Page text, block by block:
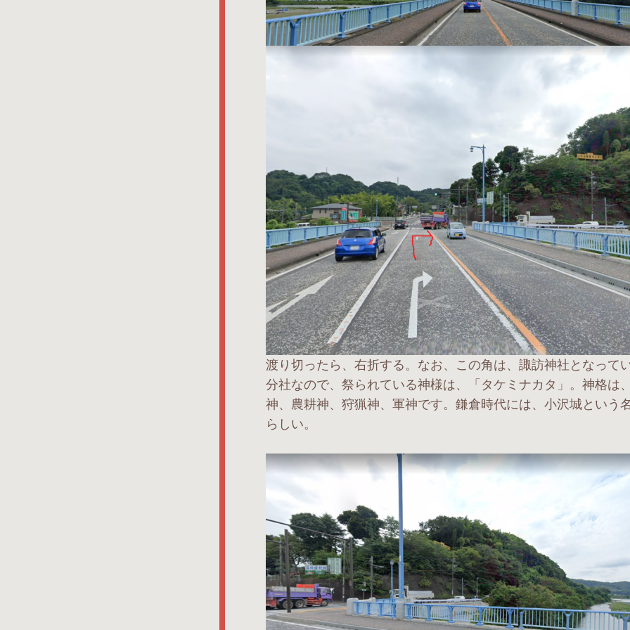
渡り切ったら、右折する。なお、この角は、諏訪神社となって
分社なので、祭られている神様は、「タケミナカタ」。神格は
神、農耕神、狩猟神、軍神です。鎌倉時代には、小沢城という
らしい。